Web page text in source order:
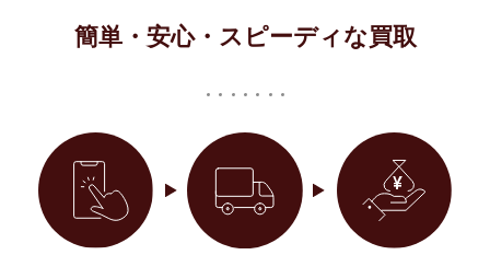
簡単・安心・スピーディな買取